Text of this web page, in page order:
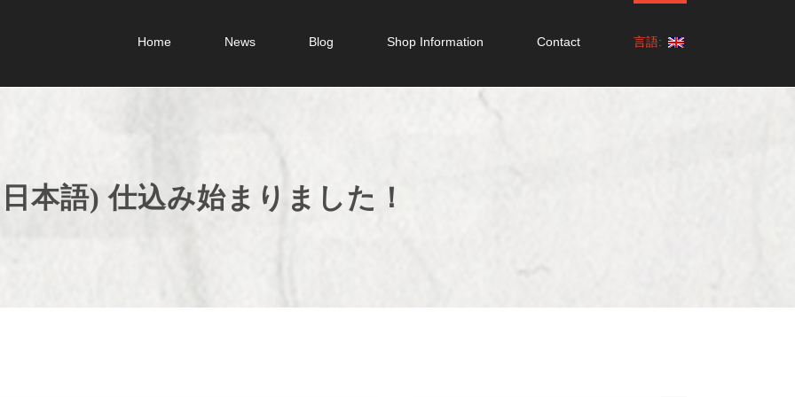
Home News Blog Shop Information Contact 言語:
本語) 仕込み始まりました！